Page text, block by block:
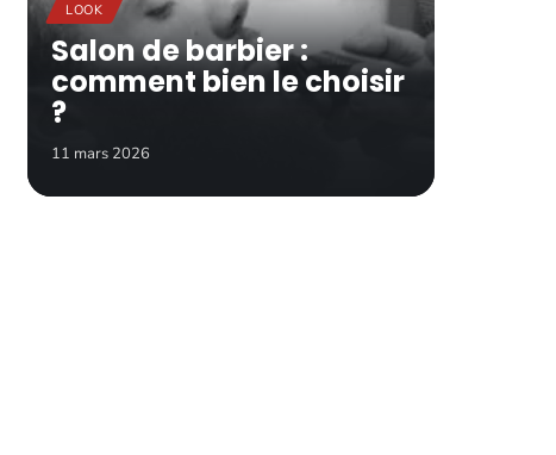
LOOK
Salon de barbier :
comment bien le choisir
?
11 mars 2026